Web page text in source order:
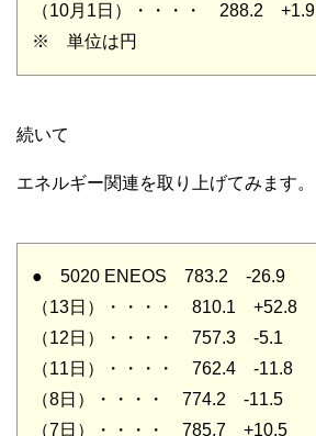
（10月1日）・・・・ 288.2 +1.9
※ 単位は円
続いて
エネルギー関連を取り上げてみます。
● 5020 ENEOS 783.2 -26.9
（13日）・・・・ 810.1 +52.8
（12日）・・・・ 757.3 -5.1
（11日）・・・・ 762.4 -11.8
（8日）・・・・ 774.2 -11.5
（7日）・・・・ 785.7 +10.5